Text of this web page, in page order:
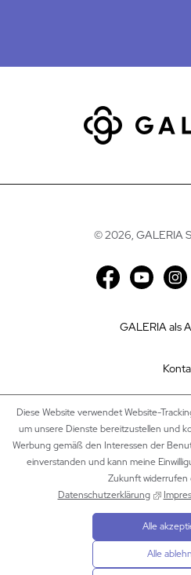
©2026, GALERIA
GALERIA als
Cookie
Diese Website verwendet Website-
um unsere Dienste bereitzustellen und
Werbung gemäß den Interessen der
einverstanden und kann meine
Zukunft widerrufen
Datenschutzerklärung
Alle
Alle